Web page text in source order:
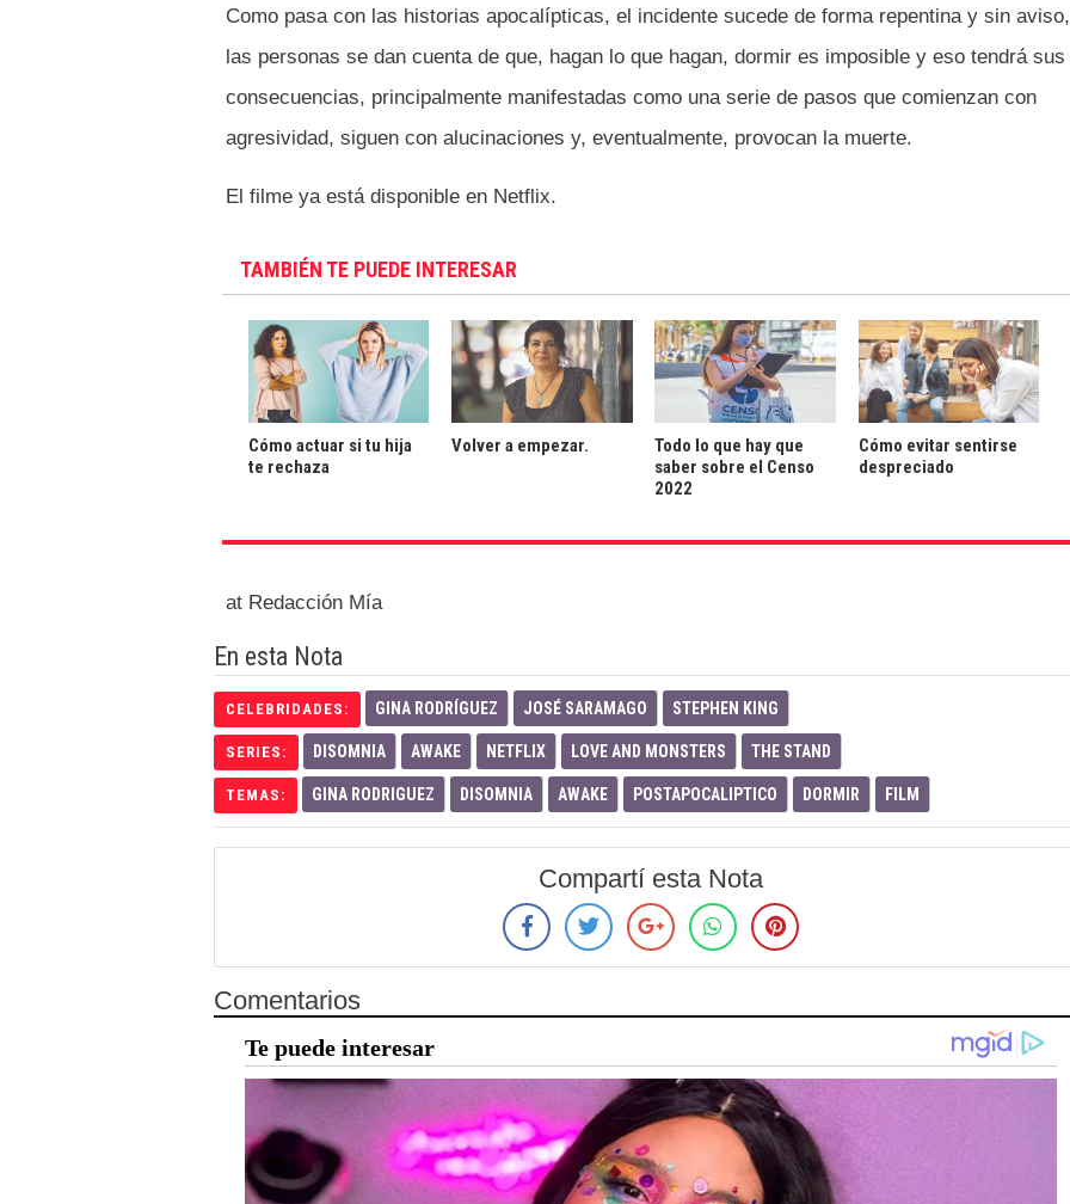
Como pasa con las historias apocalípticas, el incidente sucede de forma repentina y sin aviso,
las personas se dan cuenta de que, hagan lo que hagan, dormir es imposible y eso tendrá sus
consecuencias, principalmente manifestadas como una serie de pasos que comienzan con
agresividad, siguen con alucinaciones y, eventualmente, provocan la muerte.
El filme ya está disponible en Netflix.
TAMBIÉN TE PUEDE INTERESAR
Cómo actuar si tu hija
te rechaza
Volver a empezar.
Todo lo que hay que
saber sobre el Censo
2022
Cómo evitar sentirse
despreciado
at Redacción Mía
En esta Nota
CELEBRIDADES: GINA RODRÍGUEZ JOSÉ SARAMAGO STEPHEN KING
SERIES: DISOMNIA AWAKE NETFLIX LOVE AND MONSTERS THE STAND
TEMAS: GINA RODRIGUEZ DISOMNIA AWAKE POSTAPOCALIPTICO DORMIR FILM
Compartí esta Nota
Comentarios